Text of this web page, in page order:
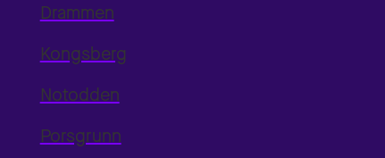
Drammen
Kongsberg
Notodden
Porsgrunn